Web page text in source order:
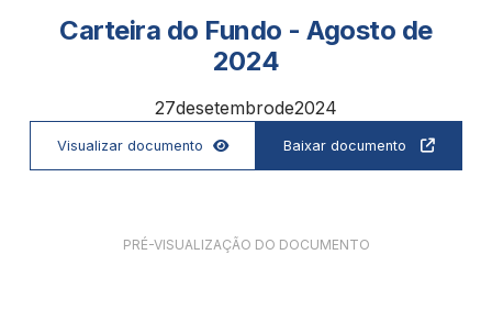
Carteira do Fundo - Agosto de
2024
27desetembrode2024
Visualizar documento  Baixar documento 
PRÉ-VISUALIZAÇÃO DO DOCUMENTO